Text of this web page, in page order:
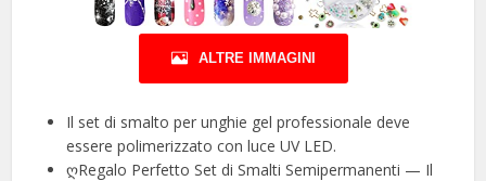
ALTRE IMMAGINI
Il set di smalto per unghie gel professionale deve
essere polimerizzato con luce UV LED.
ღRegalo Perfetto Set di Smalti Semipermanenti — Il